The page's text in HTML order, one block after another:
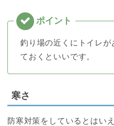
釣り場の近くにトイレが
ておくといいです。
寒さ
防寒対策をしているとはい